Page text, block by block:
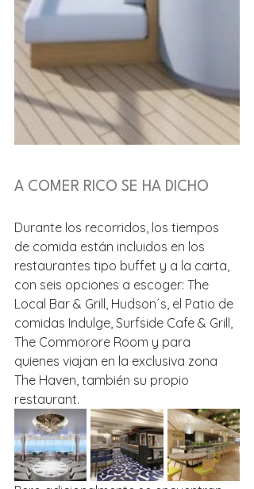
A COMER RICO SE HA DICHO
Durante los recorridos, los tiempos
de comida están incluidos en los
restaurantes tipo buffet y a la carta,
con seis opciones a escoger: The
Local Bar & Grill, Hudson´s, el Patio de
comidas Indulge, Surfside Cafe & Grill,
The Commorore Room y para
quienes viajan en la exclusiva zona
The Haven, también su propio
restaurant.